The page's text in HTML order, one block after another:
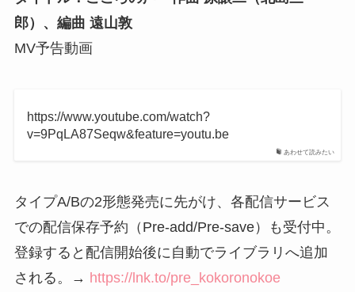
郎）、編曲 遠山敦
MV予告動画
あわせて読みたい
https://www.youtube.com/watch?
v=9PqLA87Seqw&feature=youtu.be
タイプA/Bの2形態発売に先がけ、各配信サービス
での配信保存予約（Pre-add/Pre-save）も受付中。
登録すると配信開始後に自動でライブラリへ追加
される。→ https://lnk.to/pre_kokoronokoe